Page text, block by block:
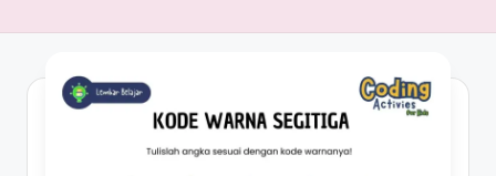
r
B
berhitung
tk